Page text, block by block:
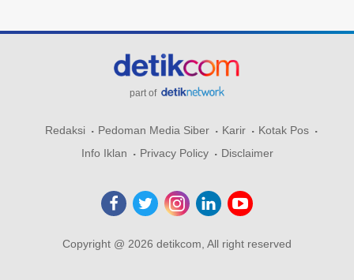
part of
Redaksi Pedoman Media Siber Karir
Kotak Pos
Info Iklan
Privacy Policy Disclaimer
Copyright @ 2026 detikcom, All right reserved